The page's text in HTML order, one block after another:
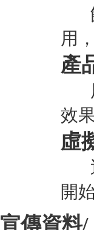
館
用
產
用
效
虛
近
開
宣傳資料/